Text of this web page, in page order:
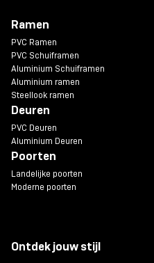
Ramen
PVC Ramen
PVC Schuiframen
Aluminium Schuiframen
Aluminium ramen
Steellook ramen
Deuren
PVC Deuren
Aluminium Deuren
Poorten
Landelijke poorten
Moderne poorten
Ontdek jouw stijl